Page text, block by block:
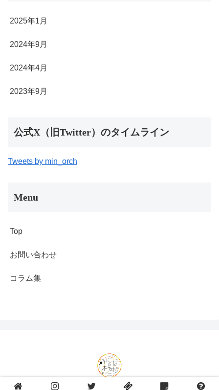
2025年1月
2024年9月
2024年4月
2023年9月
公式X（旧Twitter）のタイムライン
Tweets by min_orch
Menu
Top
お問い合わせ
コラム集
© 2023-2026 みんなのオーケストラ.